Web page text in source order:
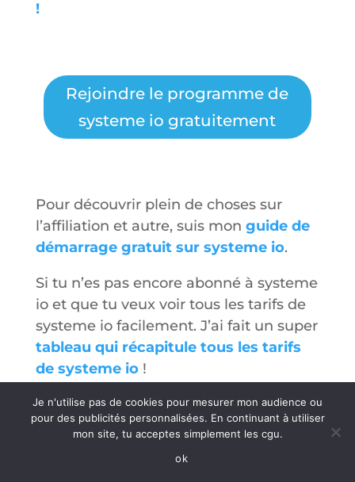
!
Rejoindre le programme de
systeme io gratuitement
Pour découvrir plein de choses sur
l’affiliation et autre, suis mon guide de
démarrage gratuit sur systeme io.
Si tu n’es pas encore abonné à systeme
io et que tu veux voir tous les tarifs de
systeme io facilement. J’ai fait un super
tableau qui récapitule tous les tarifs
de systeme io!
Tu peux aussi voir les prix des
abonnements à systeme
Je n'utilise pas de cookies pour mesurer mon audience ou
pour des publicités personnalisées. En continuant à utiliser
mon site, tu acceptes simplement les cgu.
ok